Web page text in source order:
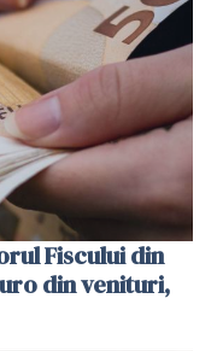
Fiscului din
din venituri,